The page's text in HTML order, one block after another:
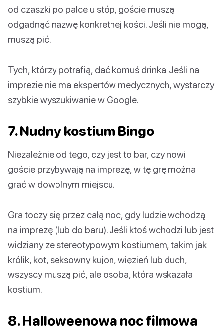
od czaszki po palce u stóp, goście muszą
odgadnąć nazwę konkretnej kości. Jeśli nie mogą,
muszą pić.
Tych, którzy potrafią, dać komuś drinka. Jeśli na
imprezie nie ma ekspertów medycznych, wystarczy
szybkie wyszukiwanie w Google.
7. Nudny kostium Bingo
Niezależnie od tego, czy jest to bar, czy nowi
goście przybywają na imprezę, w tę grę można
grać w dowolnym miejscu.
Gra toczy się przez całą noc, gdy ludzie wchodzą
na imprezę (lub do baru). Jeśli ktoś wchodzi lub jest
widziany ze stereotypowym kostiumem, takim jak
królik, kot, seksowny kujon, więzień lub duch,
wszyscy muszą pić, ale osoba, która wskazała
kostium.
8. Halloweenowa noc filmowa